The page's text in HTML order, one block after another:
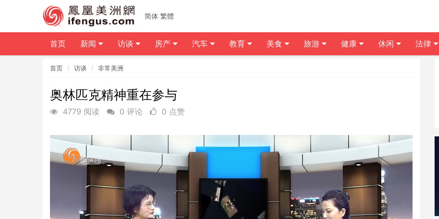
首页 访谈 非常美洲
奥林匹克精神重在参与
4779 阅读 0 评论 0 点赞
简体 繁體
首页 新闻 访谈 房产 汽车 教育 美食 旅游 健康 休闲 法律